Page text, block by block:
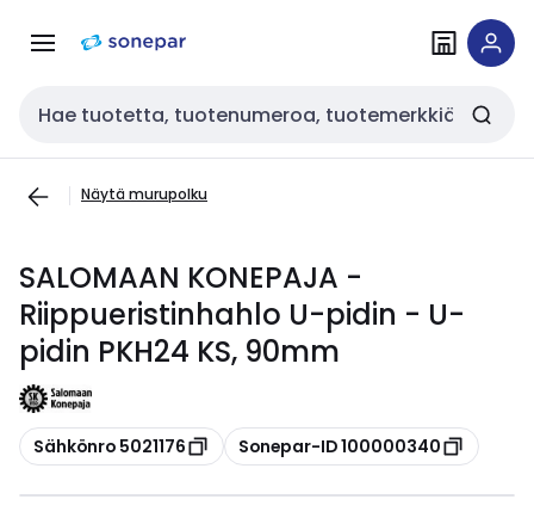
navigointiinsisältöön
Haku
Näytä murupolku
SALOMAAN KONEPAJA -
Riippueristinhahlo U-pidin - U-
pidin PKH24 KS, 90mm
Kopioi
Sähkönro 5021176 Kopioi
Sonepar-ID 100000340